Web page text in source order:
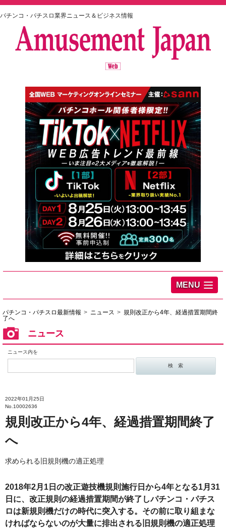
パチンコ・パチスロ業界ニュース＆ビジネス情報
MENU
パチンコ・パチスロ最新情報 ニュース
規則改正から4年、経過措置期間終
了へ
ニュース
ニュース内を
2022年01月25日
No.10002636
規則改正から4年、経過措置期間終了
へ
求められる旧規則機の適正処理
2018年2月1日の改正遊技機規則施行日から4年となる1月31
日に、改正規則の経過措置期間が終了しパチンコ・パチス
ロは新規則機だけの時代に突入する。その前に取り組まな
ければならないのが大量に排出される旧規則機の適正処理